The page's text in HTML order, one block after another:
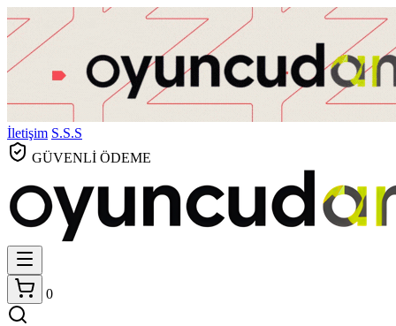
İletişim S.S.S
GÜVENLİ ÖDEME
0